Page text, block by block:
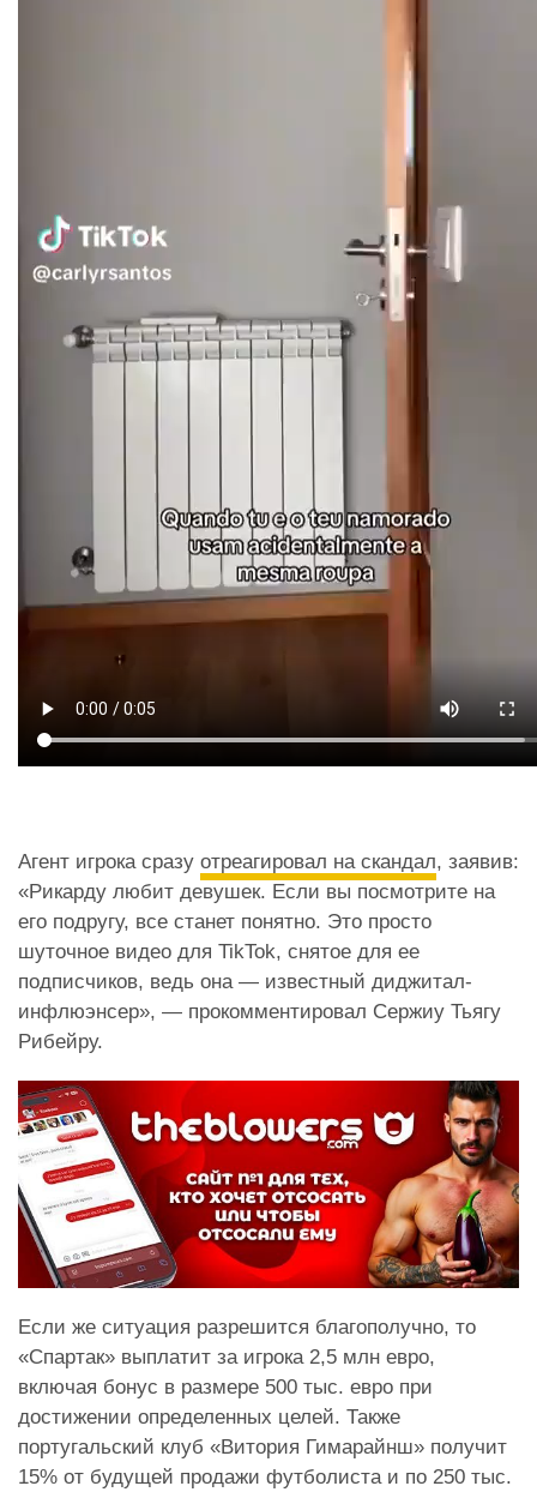
Агент игрока сразу отреагировал на скандал, заявив:
«Рикарду любит девушек. Если вы посмотрите на
его подругу, все станет понятно. Это просто
шуточное видео для TikTok, снятое для ее
подписчиков, ведь она — известный диджитал-
инфлюэнсер», — прокомментировал Сержиу Тьягу
Рибейру.
Если же ситуация разрешится благополучно, то
«Спартак» выплатит за игрока 2,5 млн евро,
включая бонус в размере 500 тыс. евро при
достижении определенных целей. Также
португальский клуб «Витория Гимарайнш» получит
15% от будущей продажи футболиста и по 250 тыс.